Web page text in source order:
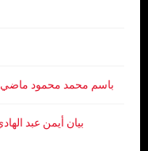
BASSEM MOHAMMED MAHMOUD MADI / باسم محمد محمود ماضي